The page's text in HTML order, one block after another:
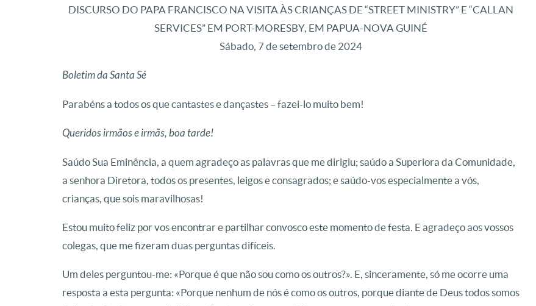
DISCURSO DO PAPA FRANCISCO NA VISITA ÀS CRIANÇAS DE “STREET MINISTRY” E “CALLAN
SERVICES” EM PORT-MORESBY, EM PAPUA-NOVA GUINÉ
Sábado, 7 de setembro de 2024
Boletim da Santa Sé
Parabéns a todos os que cantastes e dançastes – fazei-lo muito bem!
Queridos irmãos e irmãs, boa tarde!
Saúdo Sua Eminência, a quem agradeço as palavras que me dirigiu; saúdo a Superiora da Comunidade,
a senhora Diretora, todos os presentes, leigos e consagrados; e saúdo-vos especialmente a vós,
crianças, que sois maravilhosas!
Estou muito feliz por vos encontrar e partilhar convosco este momento de festa. E agradeço aos vossos
colegas, que me fizeram duas perguntas difíceis.
Um deles perguntou-me: «Porque é que não sou como os outros?». E, sinceramente, só me ocorre uma
resposta a esta pergunta: «Porque nenhum de nós é como os outros, porque diante de Deus todos somos